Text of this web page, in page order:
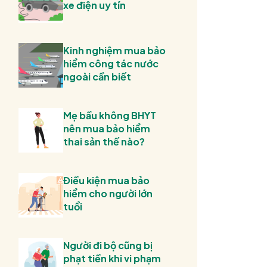
xe điện uy tín
Kinh nghiệm mua bảo
hiểm công tác nước
ngoài cần biết
Mẹ bầu không BHYT
nên mua bảo hiểm
thai sản thế nào?
Điều kiện mua bảo
hiểm cho người lớn
tuổi
Người đi bộ cũng bị
phạt tiền khi vi phạm